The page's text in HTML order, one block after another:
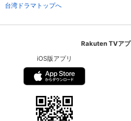
台湾ドラマトップへ
Rakuten TVアプ
iOS版アプリ